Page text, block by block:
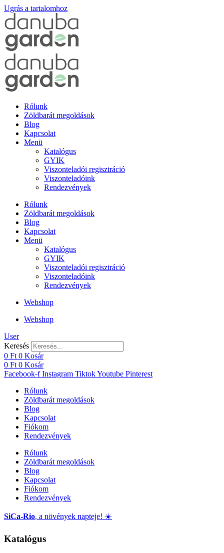
Ugrás a tartalomhoz
Rólunk
Zöldbarát megoldások
Blog
Kapcsolat
Menü
Katalógus
GYIK
Viszonteladói regisztráció
Viszonteladóink
Rendezvények
Rólunk
Zöldbarát megoldások
Blog
Kapcsolat
Menü
Katalógus
GYIK
Viszonteladói regisztráció
Viszonteladóink
Rendezvények
Webshop
Webshop
User
Keresés
0 Ft 0 Kosár
0 Ft 0 Kosár
Facebook-f Instagram TiktokYoutube Pinterest
Rólunk
Zöldbarát megoldások
Blog
Kapcsolat
Fiókom
Rendezvények
Rólunk
Zöldbarát megoldások
Blog
Kapcsolat
Fiókom
Rendezvények
SiCa-Rio, a növények napteje! ☀️
Katalógus